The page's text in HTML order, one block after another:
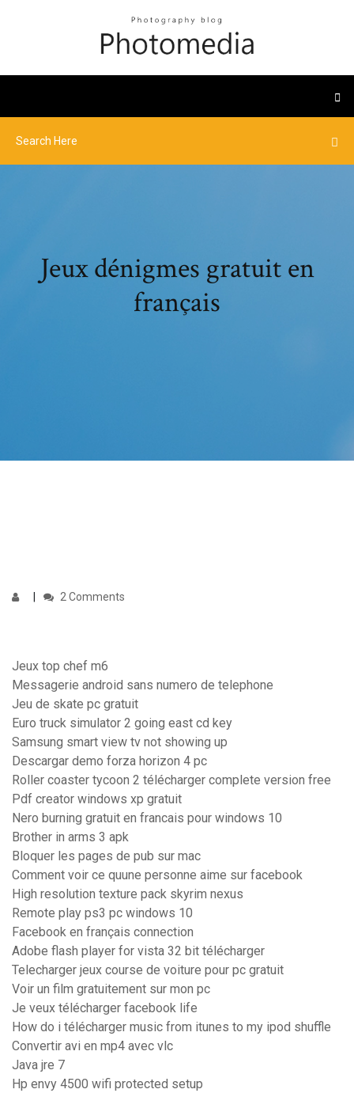
Jeux dénigmes gratuit en
français
2 Comments
Jeux top chef m6
Messagerie android sans numero de telephone
Jeu de skate pc gratuit
Euro truck simulator 2 going east cd key
Samsung smart view tv not showing up
Descargar demo forza horizon 4 pc
Roller coaster tycoon 2 télécharger complete version free
Pdf creator windows xp gratuit
Nero burning gratuit en francais pour windows 10
Brother in arms 3 apk
Bloquer les pages de pub sur mac
Comment voir ce quune personne aime sur facebook
High resolution texture pack skyrim nexus
Remote play ps3 pc windows 10
Facebook en français connection
Adobe flash player for vista 32 bit télécharger
Telecharger jeux course de voiture pour pc gratuit
Voir un film gratuitement sur mon pc
Je veux télécharger facebook life
How do i télécharger music from itunes to my ipod shuffle
Convertir avi en mp4 avec vlc
Java jre 7
Hp envy 4500 wifi protected setup